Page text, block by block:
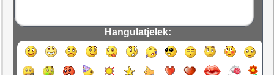
Hangulatjelek: